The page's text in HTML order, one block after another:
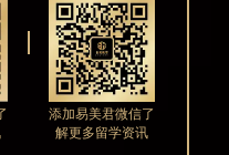
添加易美君微信了
解更多留学资讯